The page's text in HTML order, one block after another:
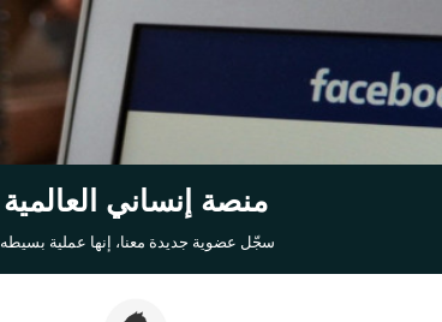
منصة إنساني العالمية
سجّل عضوية جديدة معنا، إنها عملية بسيطه.